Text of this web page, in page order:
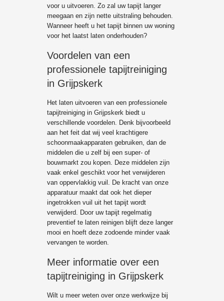
voor u uitvoeren. Zo zal uw tapijt langer
meegaan en zijn nette uitstraling behouden.
Wanneer heeft u het tapijt binnen uw woning
voor het laatst laten onderhouden?
Voordelen van een
professionele tapijtreiniging
in Grijpskerk
Het laten uitvoeren van een professionele
tapijtreiniging in Grijpskerk biedt u
verschillende voordelen. Denk bijvoorbeeld
aan het feit dat wij veel krachtigere
schoonmaakapparaten gebruiken, dan de
middelen die u zelf bij een super- of
bouwmarkt zou kopen. Deze middelen zijn
vaak enkel geschikt voor het verwijderen
van oppervlakkig vuil. De kracht van onze
apparatuur maakt dat ook het dieper
ingetrokken vuil uit het tapijt wordt
verwijderd. Door uw tapijt regelmatig
preventief te laten reinigen blijft deze langer
mooi en hoeft deze zodoende minder vaak
vervangen te worden.
Meer informatie over een
tapijtreiniging in Grijpskerk
Wilt u meer weten over onze werkwijze bij